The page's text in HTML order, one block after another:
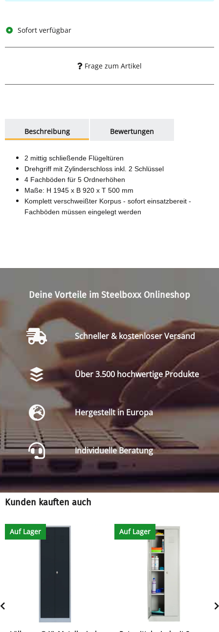
Sofort verfügbar
Frage zum Artikel
Beschreibung
Bewertungen
2 mittig schließende Flügeltüren
Drehgriff mit Zylinderschloss inkl. 2 Schlüssel
4 Fachböden für 5 Ordnerhöhen
Maße: H 1945 x B 920 x T 500 mm
Komplett verschweißter Korpus - sofort einsatzbereit -
Fachböden müssen eingelegt werden
Deine Vorteile im Steelboxx Onlineshop
Schneller & kostenloser Versand
Über 3.500 hochwertige Produkte
Hergestellt in Europa
Individuelle Beratung
Kunden kauften auch
Auf Lager Auf Lager